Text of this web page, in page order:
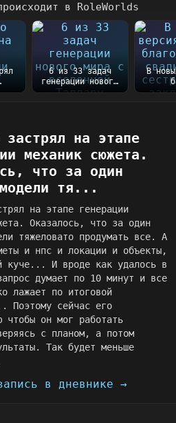
в RoleWorlds
6 из 33 задач
генерации нового
мира с вселенной
В
застрял на этапе
механик сюжета.
что за один
тя...
на этапе генерации
Оказалось, что за один
тяжеловато продумать все. А
и нпс и локации и объекты,
куче... И вроде как удалось в
думает по 10 минут и все
лажает по итоговой
Поэтому сейчас его
чтобы он мог работать
с планом, а потом
Так будет меньше
в дневнике →